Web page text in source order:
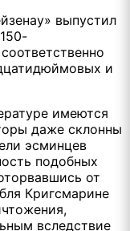
выпустил
и
имеются
даже склонны
эсминцев
подобных
от
Кригсмарине
вследствие